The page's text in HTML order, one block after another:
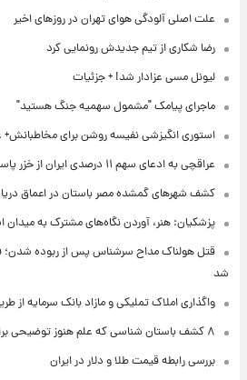
علت اصلی آلودگی هوای تهران در روزهای اخیر
رضا شکاری از تیم جدیدش رونمایی کرد
لیونل مسی عزادار شد! + جزئیات
ماجرای پیامک "مشمول سهمیه جنگ هستید"
استوری انگیزشی نفیسه روشن برای
عراقچی به ادعای سهم ۱۱ درصدی ایران از خزر پاسخ داد
کشف شهرهای گمشده مصر باستان در اعماق
پزشکیان: هنر، آوردن نگاه‌های مشترک به
قتل هولناک مداح سرشناس پس از ربوده شدن؛
شد
واگذاری املاک تملیکی و مازاد بانک سرمایه از
۸ کشف باستان شناسی که علم هنوز توضیحی برای آنها ندارد+ تصاویر
بررسی رابطه قیمت طلا و دلار در ایران